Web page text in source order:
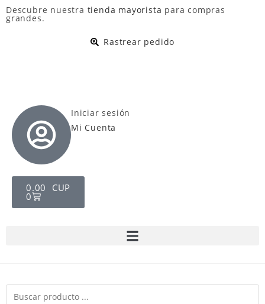
Descubre nuestra tienda mayorista para compras
grandes.
Rastrear pedido
Iniciar sesión
Mi Cuenta
0.00 CUP
0